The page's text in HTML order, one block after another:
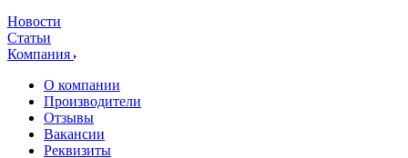
Новости
Статьи
Компания
О компании
Производители
Отзывы
Вакансии
Реквизиты